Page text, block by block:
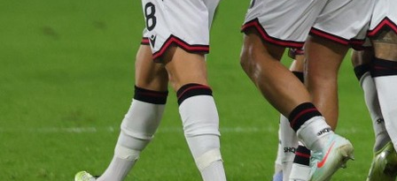
IGRAJU SE DVIJE UTAKMICE U DRAČU